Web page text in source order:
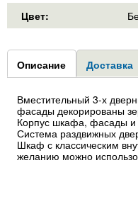
Цвет:
Group1
Описание (активная
вкладка)
Доставка
Вместительный 3-х
фасады декорированы
Корпус шкафа, фасады
Система раздвижных
Шкаф с классическим
желанию можно